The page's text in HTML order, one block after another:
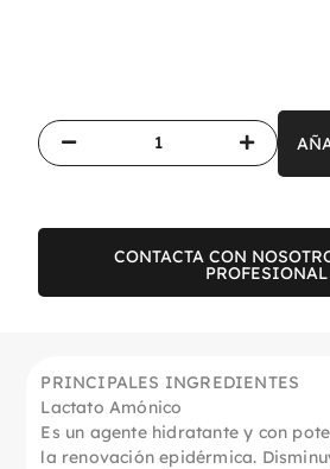
CONTACTA CON
PROFESIONAL
PRINCIPALES INGREDIENTES
Lactato Amónico
Es un agente hidratante y con
la renovación epidérmica.